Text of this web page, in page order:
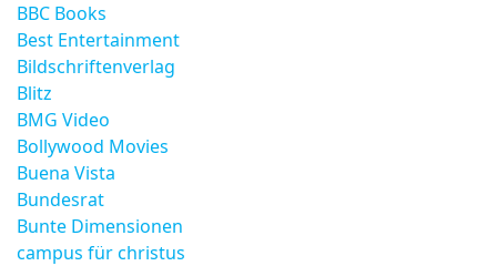
BBC Books
Best Entertainment
Bildschriftenverlag
Blitz
BMG Video
Bollywood Movies
Buena Vista
Bundesrat
Bunte Dimensionen
campus für christus